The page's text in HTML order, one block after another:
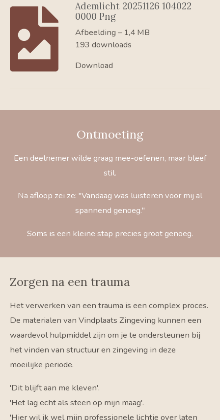
Ademlicht 20251126 104022
0000 Png
Afbeelding – 1,4 MB
193 downloads
Download
Ontmoeting
Een deelnemer wilde graag mee-oefenen, maar bleef
stil.
Na afloop zei ze: "Vandaag was luisteren voor mij al
spannend genoeg."
Soms is een kleine stap precies groot genoeg.
Zorgen na een trauma
Het verwerken van een trauma is een complex proces.
De materialen van Vindplaats Zingeving kunnen een
waardevol hulpmiddel zijn om je te ondersteunen bij
het vinden van structuur en zingeving in deze
moeilijke periode.
'Dit blijft aan me kleven'.
'Het lag echt als steen op mijn maag'.
'Hier wil ik wel mijn professionele lichtje over laten